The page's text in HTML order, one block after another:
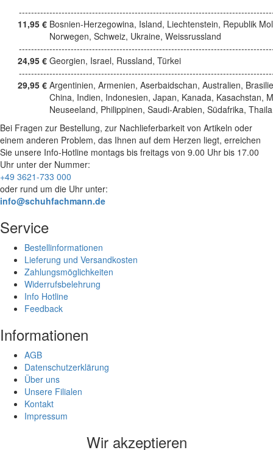
11,95 € Bosnien-Herzegowina, Island, Liechtenstein, Republik
Norwegen, Schweiz, Ukraine, Weissrussland
24,95 € Georgien, Israel, Russland, Türkei
29,95 € Argentinien, Armenien, Aserbaidschan, Australien,
China, Indien, Indonesien, Japan, Kanada, Kasachstan,
Neuseeland, Philippinen, Saudi-Arabien, Südafrika,
Bei Fragen zur Bestellung, zur Nachlieferbarkeit von Artikeln oder
einem anderen Problem, das Ihnen auf dem Herzen liegt, erreichen
Sie unsere Info-Hotline montags bis freitags von 9.00 Uhr bis 17.00
Uhr unter der Nummer:
+49 3621-733 000
oder rund um die Uhr unter:
info@schuhfachmann.de
Service
Bestellinformationen
Lieferung und Versandkosten
Zahlungsmöglichkeiten
Widerrufsbelehrung
Info Hotline
Feedback
Informationen
AGB
Datenschutzerklärung
Über uns
Unsere Filialen
Kontakt
Impressum
Wir akzeptieren